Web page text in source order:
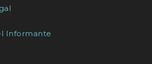
Informante